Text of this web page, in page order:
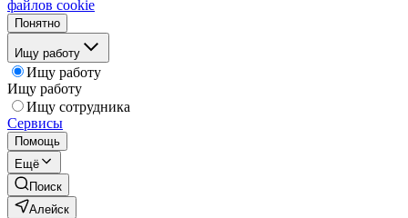
файлов cookie
Понятно
Ищу работу
Ищу работу
Ищу работу
Ищу сотрудника
Сервисы
Помощь
Ещё
Поиск
Алейск